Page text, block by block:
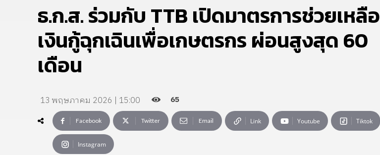
ธ.ก.ส. ร่วมกับ TTB เปิดมาตรการช่วยเหลือ
เงินกู้ฉุกเฉินเพื่อเกษตรกร ผ่อนสูงสุด 60
เดือน
13 พฤษภาคม 2026 | 15:00 65
Facebook Twitter Email Link Youtube Tiktok
Instagram